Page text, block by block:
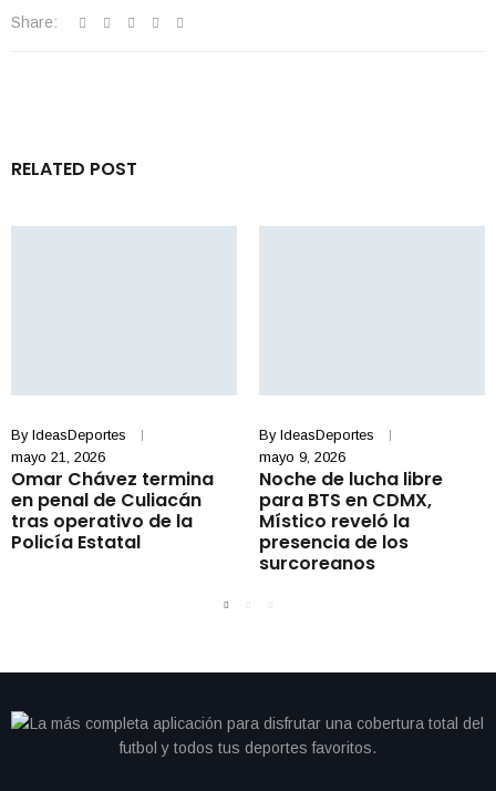
Share:
RELATED POST
By IdeasDeportes
mayo 21, 2026
Omar Chávez termina
en penal de Culiacán
tras operativo de la
Policía Estatal
By IdeasDeportes
mayo 9, 2026
Noche de lucha libre
para BTS en CDMX,
Místico reveló la
presencia de los
surcoreanos